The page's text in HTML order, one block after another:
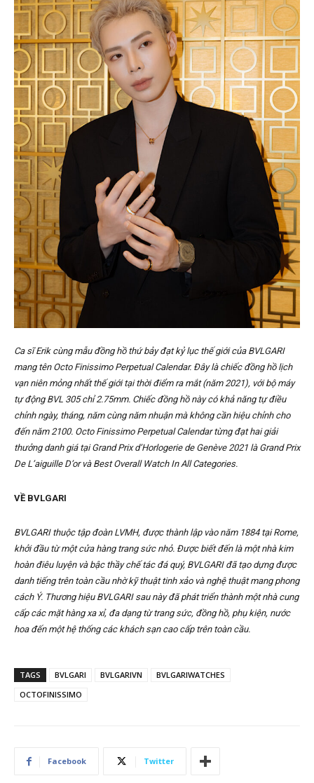
Ca sĩ Erik cùng mẫu đồng hồ thứ bảy đạt kỷ lục thế giới của BVLGARI
mang tên Octo Finissimo Perpetual Calendar. Đây là chiếc đồng hồ lịch
vạn niên mỏng nhất thế giới tại thời điểm ra mắt (năm 2021), với bộ máy
tự động BVL 305 chỉ 2.75mm. Chiếc đồng hồ này có khả năng tự điều
chỉnh ngày, tháng, năm cùng năm nhuận mà không cần hiệu chỉnh cho
đến năm 2100. Octo Finissimo Perpetual Calendar từng đạt hai giải
thưởng danh giá tại Grand Prix d’Horlogerie de Genève 2021 là Grand Prix
De L’aiguille D’or và Best Overall Watch In All Categories.
VỀ BVLGARI
BVLGARI thuộc tập đoàn LVMH, được thành lập vào năm 1884 tại Rome,
khởi đầu từ một cửa hàng trang sức nhỏ. Được biết đến là một nhà kim
hoàn điêu luyện và bậc thầy chế tác đá quý, BVLGARI đã tạo dựng được
danh tiếng trên toàn cầu nhờ kỹ thuật tinh xảo và nghệ thuật mang phong
cách Ý. Thương hiệu BVLGARI sau này đã phát triển thành một nhà cung
cấp các mặt hàng xa xỉ, đa dạng từ trang sức, đồng hồ, phụ kiện, nước
hoa đến một hệ thống các khách sạn cao cấp trên toàn cầu.
TAGS BVLGARI BVLGARIVN
BVLGARIWATCHES
OCTOFINISSIMO
Facebook Twitter